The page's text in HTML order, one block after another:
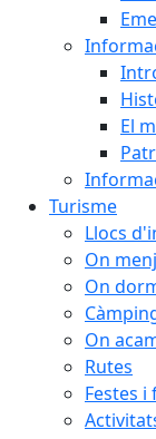
El
Turisme
Llocs
On
On
On
Rutes
Festes i